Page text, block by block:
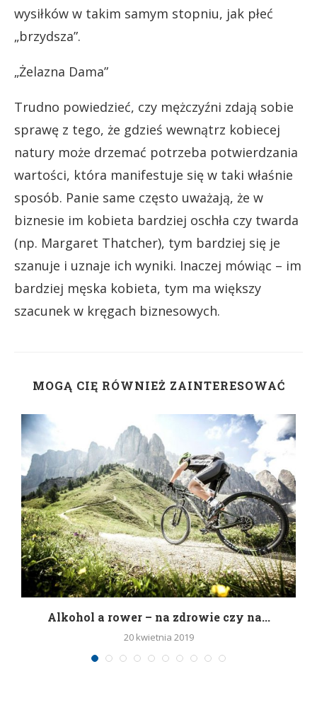
wysiłków w takim samym stopniu, jak płeć
„brzydsza”.
„Żelazna Dama”
Trudno powiedzieć, czy mężczyźni zdają sobie
sprawę z tego, że gdzieś wewnątrz kobiecej
natury może drzemać potrzeba potwierdzania
wartości, która manifestuje się w taki właśnie
sposób. Panie same często uważają, że w
biznesie im kobieta bardziej oschła czy twarda
(np. Margaret Thatcher), tym bardziej się je
szanuje i uznaje ich wyniki. Inaczej mówiąc – im
bardziej męska kobieta, tym ma większy
szacunek w kręgach biznesowych.
MOGĄ CIĘ RÓWNIEŻ ZAINTERESOWAĆ
Alkohol a rower – na zdrowie czy na...
20 kwietnia 2019